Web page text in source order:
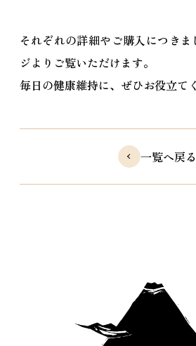
それぞれの詳細やご購入につき
ジよりご覧いただけます。
毎日の健康維持に、ぜひお役立て
一覧へ戻る